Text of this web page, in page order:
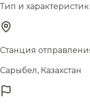
Тип и
Станция
Сарыбел, Казахстан